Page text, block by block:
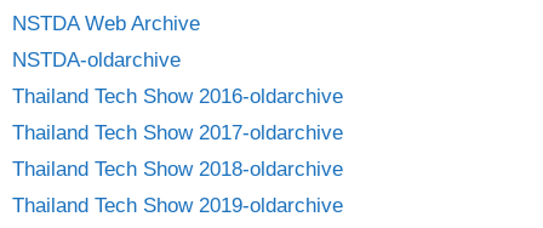
NSTDA Web Archive
NSTDA-oldarchive
Thailand Tech Show 2016-oldarchive
Thailand Tech Show 2017-oldarchive
Thailand Tech Show 2018-oldarchive
Thailand Tech Show 2019-oldarchive